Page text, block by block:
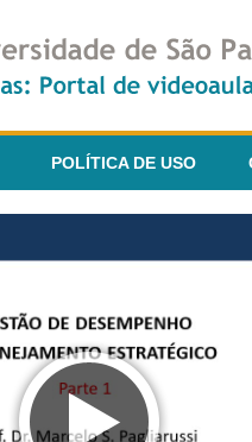
POLÍTICA DE USO